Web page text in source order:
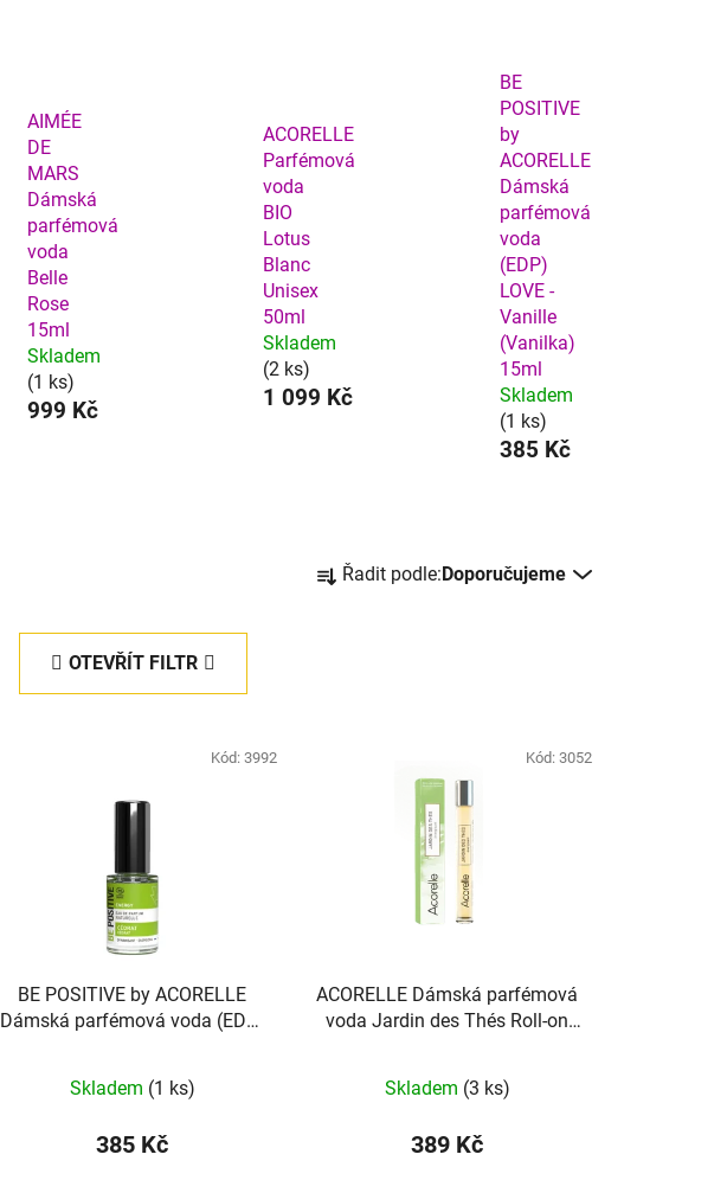
AIMÉE
DE
MARS
Dámská
parfémová
voda
Belle
Rose
15ml
Skladem
(1 ks)
999 Kč
ACORELLE
Parfémová
voda
BIO
Lotus
Blanc
Unisex
50ml
Skladem
(2 ks)
1 099 Kč
BE
POSITIVE
by
ACORELLE
Dámská
parfémová
voda
(EDP)
LOVE -
Vanille
(Vanilka)
15ml
Skladem
(1 ks)
385 Kč
a
Řadit podle: Doporučujeme
OTEVŘÍT FILTR
BE POSITIVE by ACORELLE
Dámská parfémová voda (EDP)
Skladem (1 ks)
385 Kč
Kód: 3992
ACORELLE Dámská parfémová
voda Jardin des Thés Roll-on
Skladem (3 ks)
389 Kč
Kód: 3052